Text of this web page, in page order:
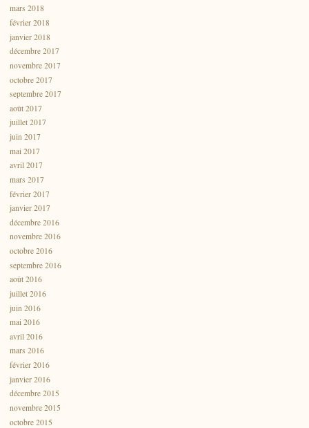
mars 2018
février 2018
janvier 2018
décembre 2017
novembre 2017
octobre 2017
septembre 2017
août 2017
juillet 2017
juin 2017
mai 2017
avril 2017
mars 2017
février 2017
janvier 2017
décembre 2016
novembre 2016
octobre 2016
septembre 2016
août 2016
juillet 2016
juin 2016
mai 2016
avril 2016
mars 2016
février 2016
janvier 2016
décembre 2015
novembre 2015
octobre 2015